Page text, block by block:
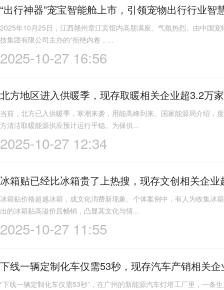
“出行神器”宠宝智能舱上市，引领宠物出行行业智
2025年10月25日，江西赣州章江宾馆内高朋满座、气氛热烈。由中国
技集团有限公司主办的“拒绝内卷，...
2025-10-27 16:56
北方地区进入供暖季，现存取暖相关企业超3.2万家
当前，北方已入供暖季，寒潮来袭，用能高峰到来。国家能源局介绍，
方清洁取暖能源供应预计运行平稳。为保供...
2025-10-27 12:34
冰箱贴已经比冰箱贵了上热搜，现存文创相关企业
冰箱贴价格超越冰箱，成文化消费新现象。个体案例中，有人为收集冰
出的冰箱贴高溢价且畅销，凸显其文化与情...
2025-10-27 11:55
下线一辆定制化车仅需53秒，现存汽车产销相关
“下线一辆定制化车仅需53秒”，在广州的新能源汽车灯塔工厂里，一